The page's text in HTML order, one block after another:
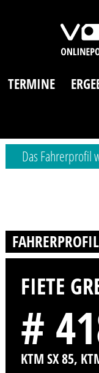
TERMINE
Das Fahrerprofil
FAHRERPROFIL
FIETE
#
KTM SX 85,